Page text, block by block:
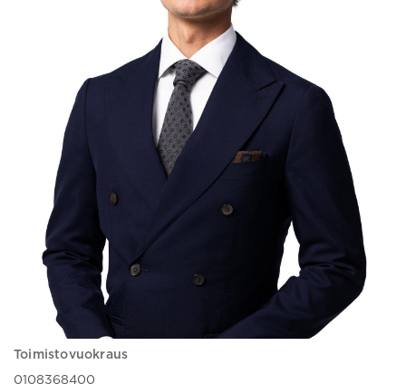
Toimistovuokraus
0108368400